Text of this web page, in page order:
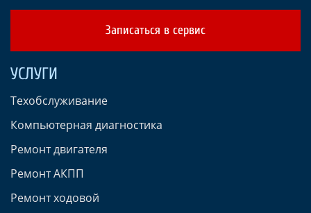
Записаться в сервис
УСЛУГИ
Техобслуживание
Компьютерная диагностика
Ремонт двигателя
Ремонт АКПП
Ремонт ходовой